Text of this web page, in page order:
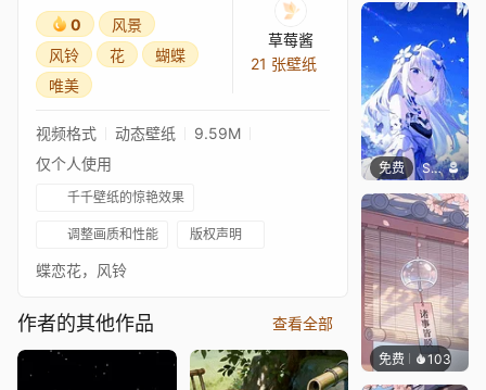
0
风景
风铃
花
蝴蝶
唯美
草莓酱
21 张壁纸
视频格式 动态壁纸
9.59M
仅个人使用
千千壁纸的惊艳效果
调整画质和性能 版权声明
蝶恋花，风铃
作者的其他作品 查看全部
免费 S37
免费 103好看